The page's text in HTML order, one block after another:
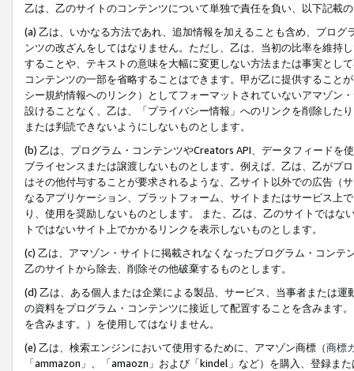
乙は、乙のサイトのコンテンツについて単独で責任を負い、以下記載
(a) 乙は、いかなる方法であれ、追加情報を加えることも含め、プロ
ンツの改ざんをしてはなりません。ただし、乙は、当初の比率を維持
することや、テキストの意味を大幅に変更しない方法または事実とし
コンテンツの一部を省略することはできます。甲が乙に提供すること
シー規約情報へのリンク）としてフォーマットされていないアマゾン
設けることなく、乙は、「プライバシー情報」へのリンクを削除した
または判読できないようにしないものとします。
(b) 乙は、プログラム・コンテンツやCreators API、データフィード
ブライセンスまたは譲渡しないものとします。例えば、乙は、乙がプ
はその他付与することが要求されるような、乙サイト以外での広告（
なるアプリケーション、プラットフォーム、サイトまたはサービス上
り、使用を奨励しないものとします。 また、乙は、乙のサイトでは
トではないサイト上でかかるリンクを表示しないものとします。
(c) 乙は、アマゾン・サイトに掲載されなくなったプログラム・コン
乙のサイトから除去、削除その他破棄するものとします。
(d) 乙は、ある個人または企業による製品、サービス、当事者または
の資料をプログラム・コンテンツに接近して配置することを含みます
を含みます。）を使用してはなりません。
(e) 乙は、検索エンジンにおいて使用するために、アマゾン商標（商標
「ammazon」、「amaozn」および「kindel」など）を購入、登録ま